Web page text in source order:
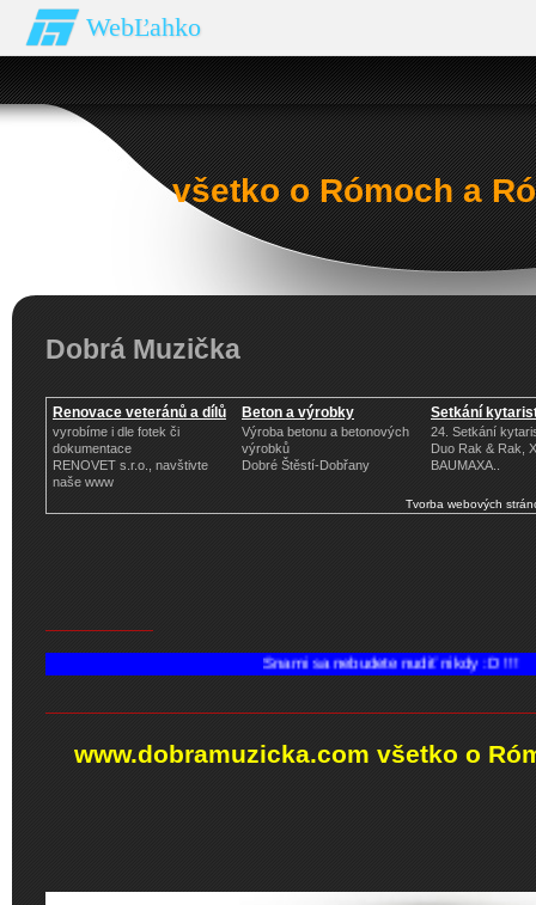
WebĽahko
všetko o Rómoch a
Dobrá Muzička
Renovace veteránů a dílů
vyrobíme i dle fotek či
dokumentace
RENOVET s.r.o., navštivte
naše www
Beton a výrobky
Výroba betonu a betonových
výrobků
Dobré Štěstí-Dobřany
Setkání
24. Setkání
Duo Rak & Rak,
BAUMAXA..
Tvorba webových
Snami sa nebudete nudiť nikdy :D !!!
www.dobramuzicka.com všetko o